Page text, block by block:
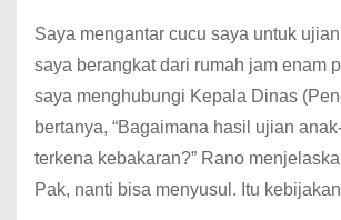
Saya mengantar cucu saya untuk
saya berangkat dari rumah jam enam
saya menghubungi Kepala Dinas
bertanya, “Bagaimana hasil ujian
terkena kebakaran?” Rano
Pak, nanti bisa menyusul. Itu